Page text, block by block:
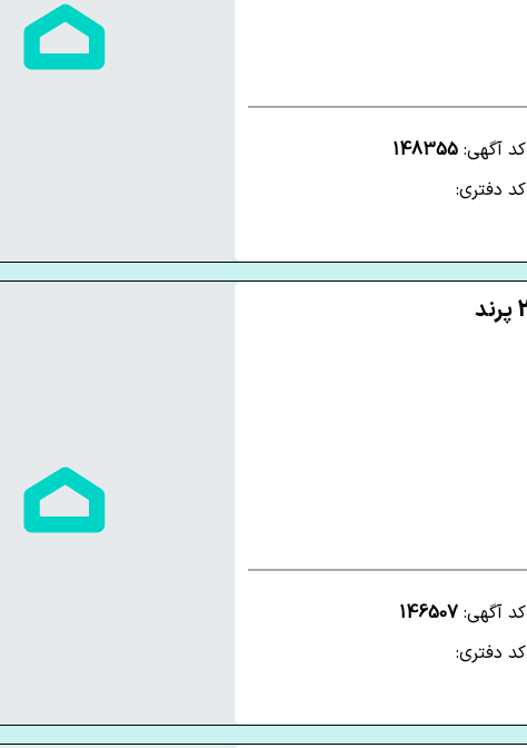
کد آگهی: 148355
کد دفتری:
کد آگهی: 146507
کد دفتری: